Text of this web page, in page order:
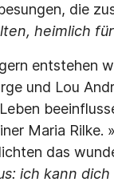
die
heimlich
entstehen
und Lou
Maria
das
ich kann dich